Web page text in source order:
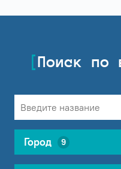
Поиск по
Город 9